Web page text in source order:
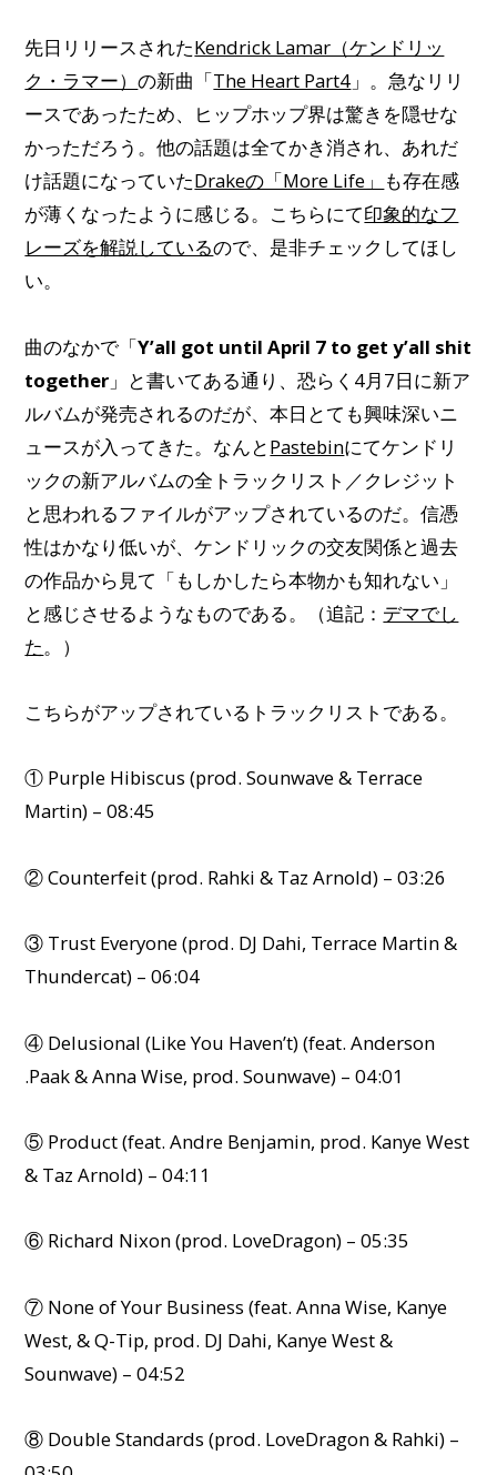
先日リリースされたKendrick Lamar（ケンドリッ
ク・ラマー）の新曲「The Heart Part4 」。急なリリ
ースであったため、ヒップホップ界は驚きを隠せな
かっただろう。他の話題は全てかき消され、あれだ
け話題になっていたDrakeの「More Life」 も存在感
が薄くなったように感じる。こちらにて印象的なフ
レーズを解説しているので、是非チェックしてほし
い。
曲のなかで「Y’all got until April 7 to get y’all shit
together 」と書いてある通り、恐らく4月7日に新ア
ルバムが発売されるのだが、本日とても興味深いニ
ュースが入ってきた。なんとPastebinにてケンドリ
ックの新アルバムの全トラックリスト／クレジット
と思われるファイルがアップされているのだ。信憑
性はかなり低いが、ケンドリックの交友関係と過去
の作品から見て「もしかしたら本物かも知れない」
と感じさせるようなものである。（追記： デマでし
た。）
こちらがアップされているトラックリストである。
① Purple Hibiscus (prod. Sounwave & Terrace
Martin) – 08:45
② Counterfeit (prod. Rahki & Taz Arnold) – 03:26
③ Trust Everyone (prod. DJ Dahi, Terrace Martin &
Thundercat) – 06:04
④ Delusional (Like You Haven’t) (feat. Anderson
.Paak & Anna Wise, prod. Sounwave) – 04:01
⑤ Product (feat. Andre Benjamin, prod. Kanye West
& Taz Arnold) – 04:11
⑥ Richard Nixon (prod. LoveDragon) – 05:35
⑦ None of Your Business (feat. Anna Wise, Kanye
West, & Q-Tip, prod. DJ Dahi, Kanye West &
Sounwave) – 04:52
⑧ Double Standards (prod. LoveDragon & Rahki) –